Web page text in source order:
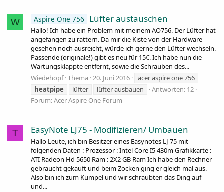
W Aspire One 756 Lüfter austauschen
Hallo! Ich habe ein Problem mit meinem AO756. Der Lüfter hat
angefangen zu rattern. Da mir die Kiste von der Hardware
gesehen noch ausreicht, würde ich gerne den Lüfter wechseln.
Passende (originale!) gibt es neu für 15€. Ich habe nun die
Wartungsklappte entfernt, sowie die Schrauben des...
Wiedehopf Thema 20. Juni 2016
acer aspire one 756
heatpipe
lüfter lüfter ausbauen
Antworten: 12
Forum:Acer Aspire One Forum
T EasyNote LJ75 - Modifizieren/ Umbauen
Hallo Leute, ich bin Besitzer eines Easynotes LJ 75 mit
folgenden Daten : Prozessor : Intel Core I5 430m Grafikkarte :
ATI Radeon Hd 5650 Ram : 2X2 GB Ram Ich habe den Rechner
gebraucht gekauft und beim Zocken ging er gleich mal aus.
Also bin ich zum Kumpel und wir schraubten das Ding auf
und...